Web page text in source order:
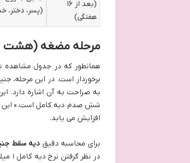
(بعد از ۱۶
هفتگی)
(پسر، دختر،
مرحله مضغه (هشت
همانطور که در جدول مشاهده
به صراحت به آن اشاره دارد.
شش صدم دیه کامل است.» این
افزایش می یابد.
برای محاسبه دقیق دیه سقط